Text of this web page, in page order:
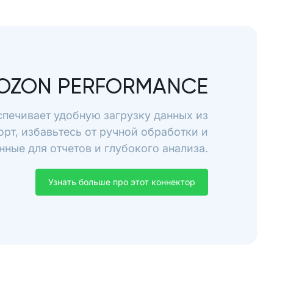
PERFORMANCE
удобную загрузку данных из
избавьтесь от ручной обработки и
для отчетов и глубокого анализа.
Узнать больше про этот коннектор